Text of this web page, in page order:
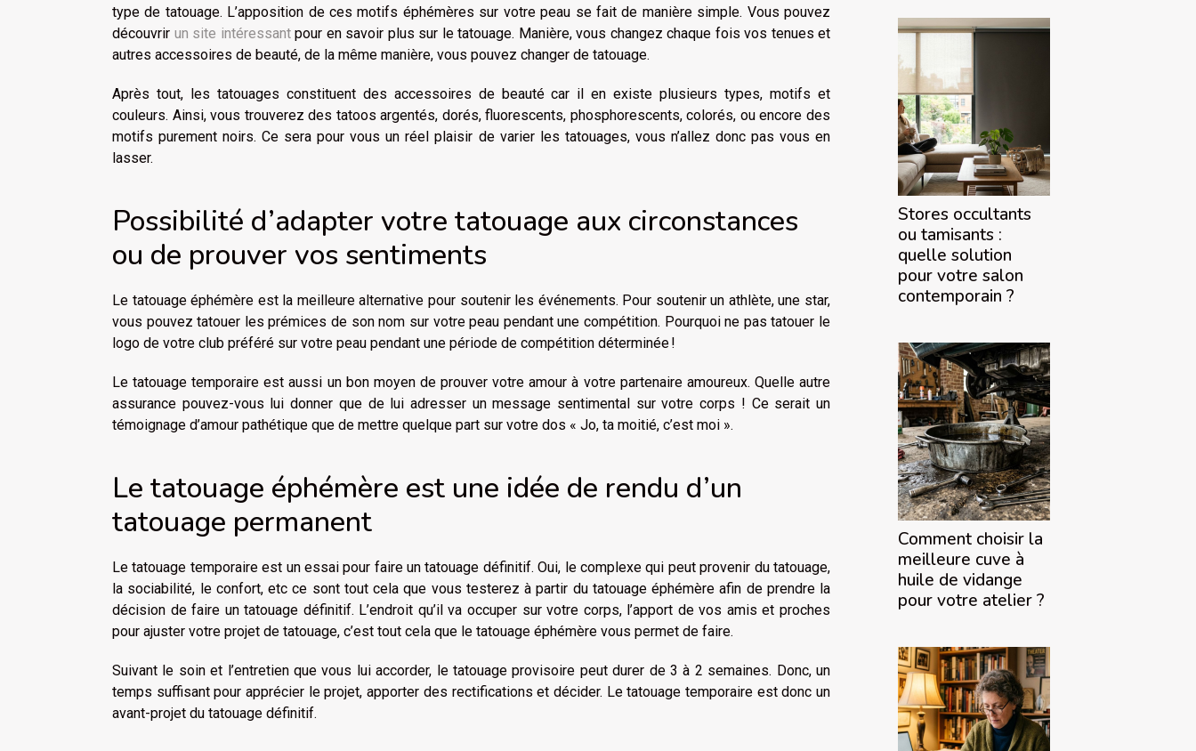
type de tatouage. L’apposition de ces motifs éphémères sur votre peau se fait de manière simple. Vous pouvez
découvrir un site intéressantpour en savoir plus sur le tatouage. Manière, vous changez chaque fois vos tenues et
autres accessoires de beauté, de la même manière, vous pouvez changer de tatouage.
Après tout, les tatouages constituent des accessoires de beauté car il en existe plusieurs types, motifs et
couleurs. Ainsi, vous trouverez des tatoos argentés, dorés, fluorescents, phosphorescents, colorés, ou encore des
motifs purement noirs. Ce sera pour vous un réel plaisir de varier les tatouages, vous n’allez donc pas vous en
lasser.
Possibilité d’adapter votre tatouage aux circonstances
ou de prouver vos sentiments
Le tatouage éphémère est la meilleure alternative pour soutenir les événements. Pour soutenir un athlète, une star,
vous pouvez tatouer les prémices de son nom sur votre peau pendant une compétition. Pourquoi ne pas tatouer le
logo de votre club préféré sur votre peau pendant une période de compétition déterminée !
Le tatouage temporaire est aussi un bon moyen de prouver votre amour à votre partenaire amoureux. Quelle autre
assurance pouvez-vous lui donner que de lui adresser un message sentimental sur votre corps ! Ce serait un
témoignage d’amour pathétique que de mettre quelque part sur votre dos « Jo, ta moitié, c’est moi ».
Le tatouage éphémère est une idée de rendu d’un
tatouage permanent
Le tatouage temporaire est un essai pour faire un tatouage définitif. Oui, le complexe qui peut provenir du tatouage,
la sociabilité, le confort, etc ce sont tout cela que vous testerez à partir du tatouage éphémère afin de prendre la
décision de faire un tatouage définitif. L’endroit qu’il va occuper sur votre corps, l’apport de vos amis et proches
pour ajuster votre projet de tatouage, c’est tout cela que le tatouage éphémère vous permet de faire.
Suivant le soin et l’entretien que vous lui accorder, le tatouage provisoire peut durer de 3 à 2 semaines. Donc, un
temps suffisant pour apprécier le projet, apporter des rectifications et décider. Le tatouage temporaire est donc un
avant-projet du tatouage définitif.
Stores occultants
ou tamisants :
quelle solution
pour votre salon
contemporain ?
Comment choisir la
meilleure cuve à
huile de vidange
pour votre atelier ?